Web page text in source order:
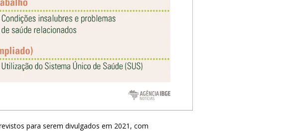
para serem divulgados em 2021, com